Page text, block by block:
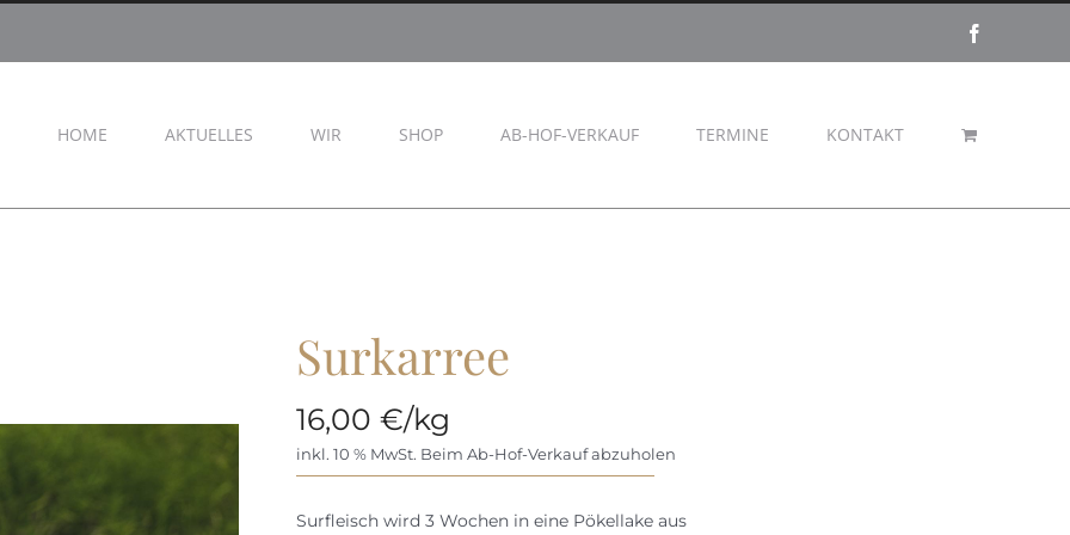
HOME AKTUELLES WIR SHOP AB-HOF-VERKAUF TERMINE KONTAKT
Surkarree
16,00 €/kg
inkl. 10 % MwSt. Beim Ab-Hof-Verkauf abzuholen
Surfleisch wird 3 Wochen in eine Pökellake aus